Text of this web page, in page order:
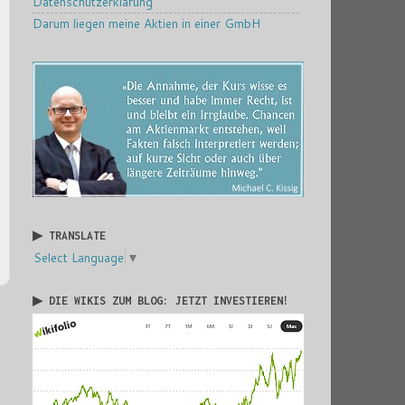
Darum liegen meine Aktien in einer GmbH
▶ TRANSLATE
Select Language ▼
▶ DIE WIKIS ZUM BLOG: JETZT INVESTIEREN!